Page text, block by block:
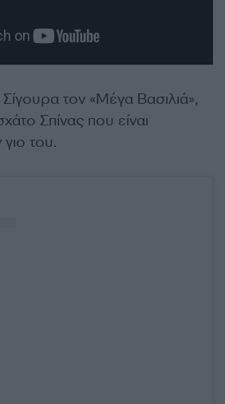
Σίγουρα τον «Μέγα Βασιλιά»,
Σπίνας που είναι
του.